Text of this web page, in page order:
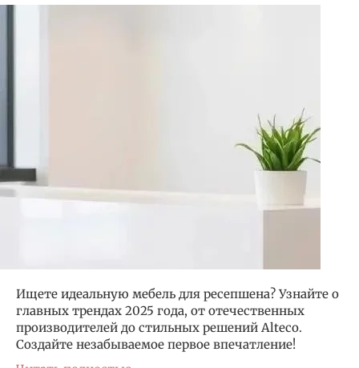
Ищете идеальную мебель для ресепшена? Узнайте о
главных трендах 2025 года, от отечественных
производителей до стильных решений Alteco.
Создайте незабываемое первое впечатление!